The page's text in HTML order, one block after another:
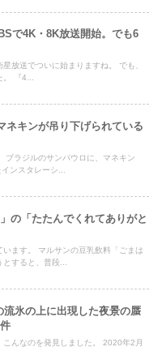
で4K・8K放送開始。でも6
放送でついに始まりますね。 でも、
。 『4...
ネキンが吊り下げられている
ブラジルのサンパウロに、マネキン
ンスタレーシ...
の「たたんでくれてありがと
います。 マルサンの豆乳飲料「ごまは
すると、普段...
流氷の上に出現した夜景の蜃
んなのを発見しました。 2020年2月